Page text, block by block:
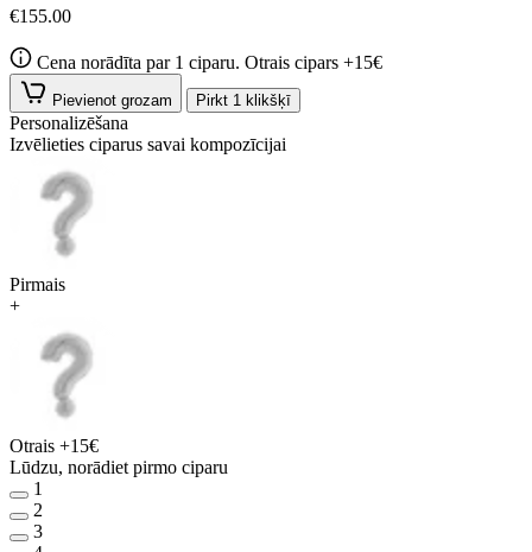
€155.00
Cena norādīta par 1 ciparu. Otrais cipars +15€
Pievienot grozam Pirkt 1 klikšķī
Personalizēšana
Izvēlieties ciparus savai kompozīcijai
Pirmais
+
Otrais +15€
Lūdzu, norādiet pirmo ciparu
1
2
3